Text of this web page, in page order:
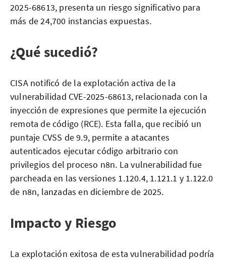
2025-68613, presenta un riesgo significativo para
más de 24,700 instancias expuestas.
¿Qué sucedió?
CISA notificó de la explotación activa de la
vulnerabilidad CVE-2025-68613, relacionada con la
inyección de expresiones que permite la ejecución
remota de código (RCE). Esta falla, que recibió un
puntaje CVSS de 9.9, permite a atacantes
autenticados ejecutar código arbitrario con
privilegios del proceso n8n. La vulnerabilidad fue
parcheada en las versiones 1.120.4, 1.121.1 y 1.122.0
de n8n, lanzadas en diciembre de 2025.
Impacto y Riesgo
La explotación exitosa de esta vulnerabilidad podría